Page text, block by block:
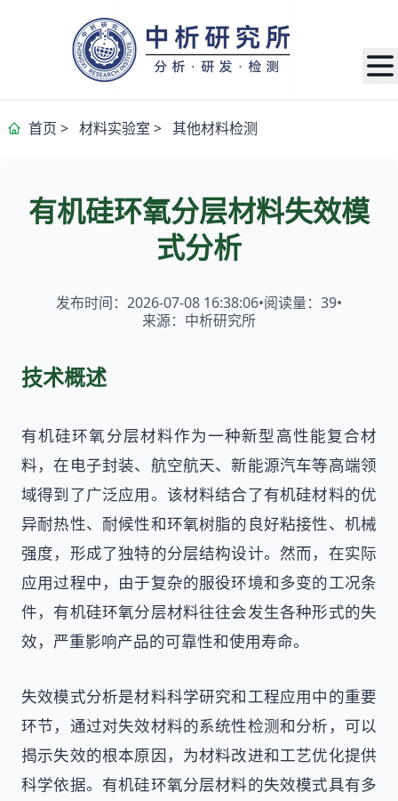
首页 > 材料实验室 > 其他材料检测
有机硅环氧分层材料失效模
式分析
发布时间：2026-07-08 16:38:06•阅读量： 39•
来源：中析研究所
技术概述
有机硅环氧分层材料作为一种新型高性能复合材
料，在电子封装、航空航天、新能源汽车等高端领
域得到了广泛应用。该材料结合了有机硅材料的优
异耐热性、耐候性和环氧树脂的良好粘接性、机械
强度，形成了独特的分层结构设计。然而，在实际
应用过程中，由于复杂的服役环境和多变的工况条
件，有机硅环氧分层材料往往会发生各种形式的失
效，严重影响产品的可靠性和使用寿命。
失效模式分析是材料科学研究和工程应用中的重要
环节，通过对失效材料的系统性检测和分析，可以
揭示失效的根本原因，为材料改进和工艺优化提供
科学依据。有机硅环氧分层材料的失效模式具有多